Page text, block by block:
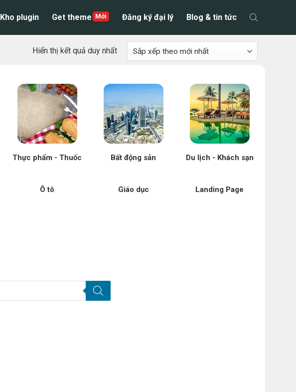
Kho plugin Get theme Đăng ký đại lý Blog & tin tức
Hiển thị kết quả duy nhất
Thực phẩm - Thuốc Bất động sản Du lịch - Khách sạn
Ô tô Giáo dục Landing Page